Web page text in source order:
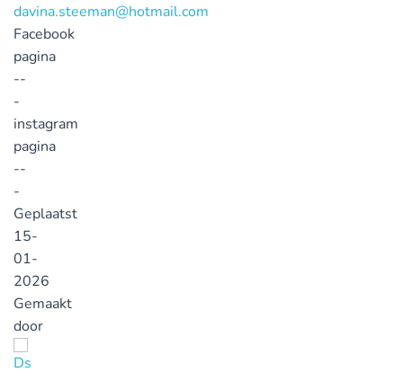
davina.steeman@hotmail.com
Facebook
pagina
--
-
instagram
pagina
--
-
Geplaatst
15-
01-
2026
Gemaakt
door